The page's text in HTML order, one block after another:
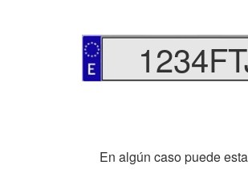
En algún caso puede